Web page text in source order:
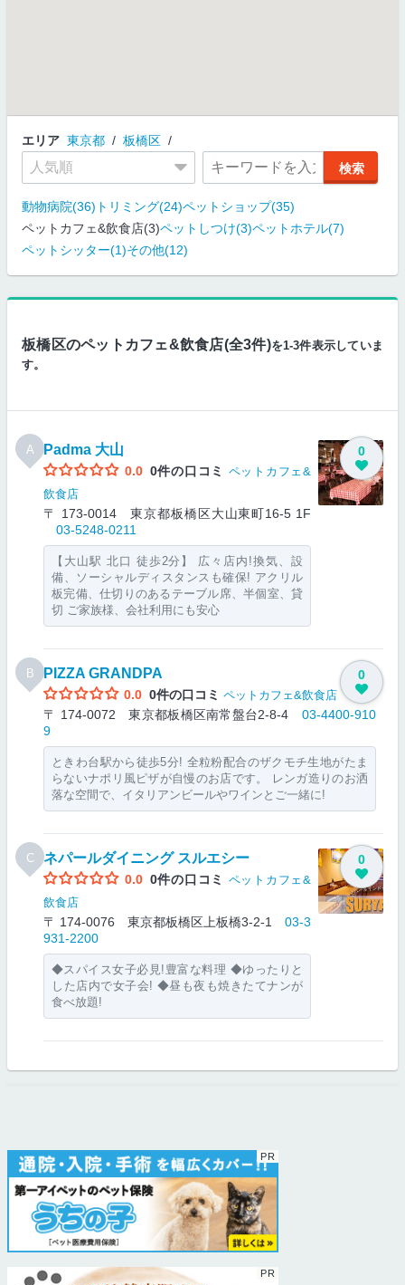
エリア 東京都 板橋区
動物病院(36) トリミング(24)ペットショップ(35)
ペットカフェ&飲食店(3)ペットしつけ(3)ペットホテル(7)
ペットシッター(1)その他(12)
板橋区のペットカフェ&飲食店(全3件)を1-3件表示していま
す。
A Padma 大山
0.0 0件の口コミ
ペットカフェ&
飲食店
〒 173-0014 東京都板橋区大山東町16-5 1F
03-5248-0211
【大山駅 北口 徒歩2分】 広々店内!換気、設
備、ソーシャルディスタンスも確保! アクリル
板完備、仕切りのあるテーブル席、半個室、貸
切 ご家族様、会社利用にも安心
0
B PIZZA GRANDPA
0.0 0件の口コミ ペットカフェ&飲食店
〒 174-0072 東京都板橋区南常盤台2-8-4 03-4400-910
9
ときわ台駅から徒歩5分! 全粒粉配合のザクモチ生地がたま
らないナポリ風ピザが自慢のお店です。 レンガ造りのお洒
落な空間で、イタリアンビールやワインとご一緒に!
0
C ネパールダイニング スルエシー
0.0 0件の口コミ
ペットカフェ&
飲食店
〒 174-0076 東京都板橋区上板橋3-2-1 03-3
931-2200
◆スパイス女子必見!豊富な料理 ◆ゆったりと
した店内で女子会! ◆昼も夜も焼きたてナンが
食べ放題!
0